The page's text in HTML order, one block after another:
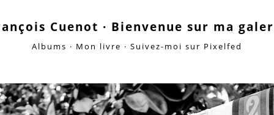
Cuenot · Bienvenue sur ma
Albums · Mon livre · Suivez-moi sur Pixelfed